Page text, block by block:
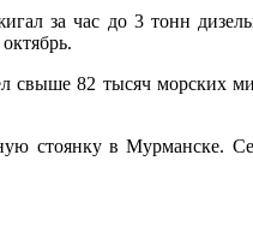
за час до 3 тонн
82 тысяч морских
стоянку в Мурманске.